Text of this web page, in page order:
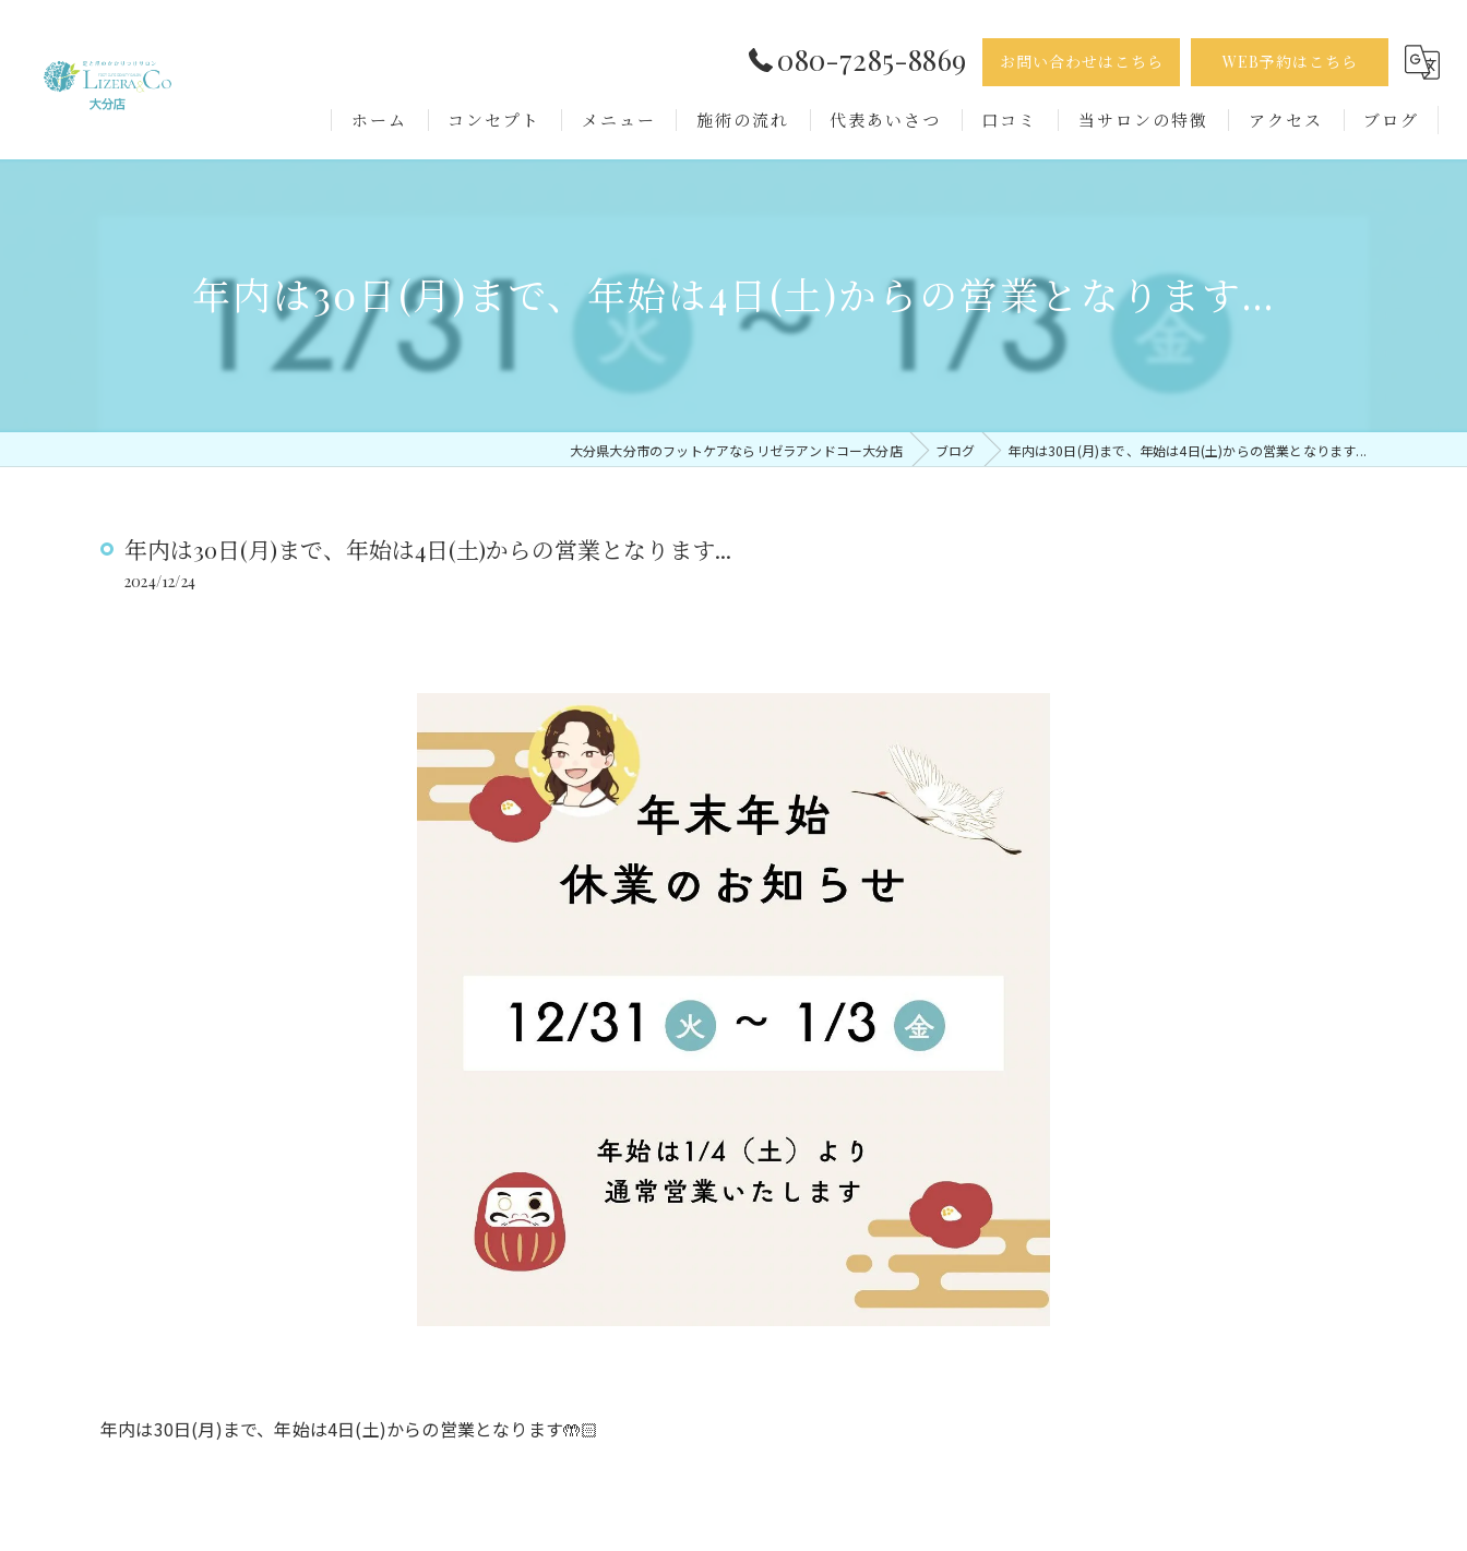
080-7285-8869 お問い合わせはこちら WEB予約はこちら
ホーム コンセプト メニュー 施術の流れ 代表あいさつ 口コミ 当サロンの特徴
かかと
アクセス ブログ
年内は30日(月)まで、年始は4日(土)からの営業となります...
大分県大分市のフットケアならリゼラアンドコー大分店 ブログ 年内は30日(月)まで、年始は4日(土)からの営業となります...
年内は30日(月)まで、年始は4日(土)からの営業となります...
2024/12/24
年内は30日(月)まで、年始は4日(土)からの営業となります🤲🏻